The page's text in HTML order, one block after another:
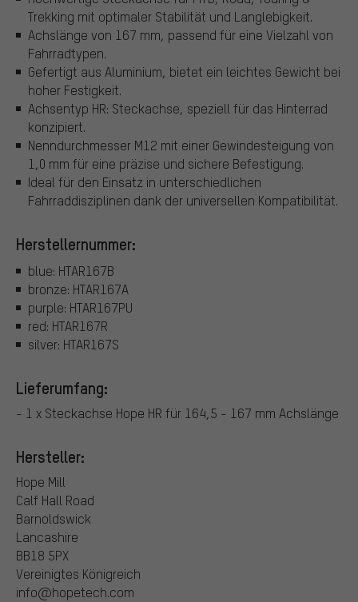
Trekking mit optimaler Stabilität und Langlebigkeit.
Achslänge von 167 mm, passend für eine Vielzahl von
Fahrradtypen.
Gefertigt aus Aluminium, bietet ein leichtes Gewicht bei
hoher Festigkeit.
Achsentyp HR: Steckachse, speziell für das Hinterrad
konzipiert.
Nenndurchmesser M12 mit einer Gewindesteigung von
1,0 mm für eine präzise und sichere Befestigung.
Ideal für den Einsatz in unterschiedlichen
Fahrraddisziplinen dank der universellen Kompatibilität.
Herstellernummer:
blue: HTAR167B
bronze: HTAR167A
purple: HTAR167PU
red: HTAR167R
silver: HTAR167S
Lieferumfang:
- 1 x Steckachse Hope HR für 164,5 - 167 mm Achslänge
Hersteller:
Hope Mill
Calf Hall Road
Barnoldswick
Lancashire
BB18 5PX
Vereinigtes Königreich
info@hopetech.com